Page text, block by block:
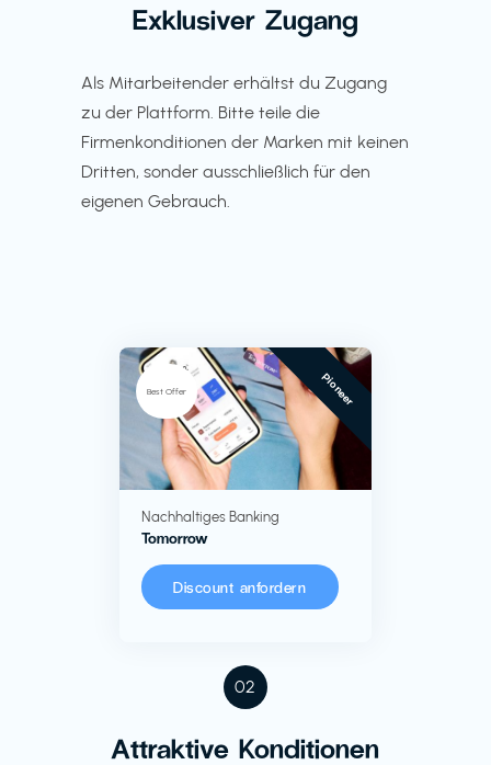
Exklusiver Zugang
Als Mitarbeitender erhältst du Zugang
zu der Plattform. Bitte teile die
Firmenkonditionen der Marken mit keinen
Dritten, sonder ausschließlich für den
eigenen Gebrauch.
02
Attraktive Konditionen
Best Offer Pioneer
Nachhaltiges Banking
Tomorrow
Discount anfordern